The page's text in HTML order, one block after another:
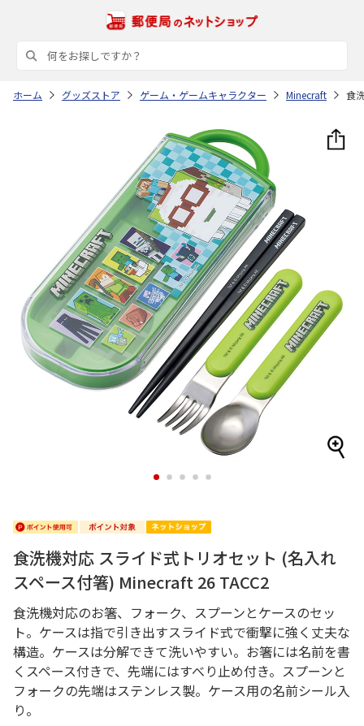
ホーム グッズストア ゲーム・ゲームキャラクター Minecraft 食
1 2 3 4 5
食洗機対応 スライド式トリオセット (名入れ
スペース付箸) Minecraft 26 TACC2
食洗機対応のお箸、フォーク、スプーンとケースのセッ
ト。ケースは指で引き出すスライド式で衝撃に強く丈夫な
構造。ケースは分解できて洗いやすい。お箸には名前を書
くスペース付きで、先端にはすべり止め付き。スプーンと
フォークの先端はステンレス製。ケース用の名前シール入
り。